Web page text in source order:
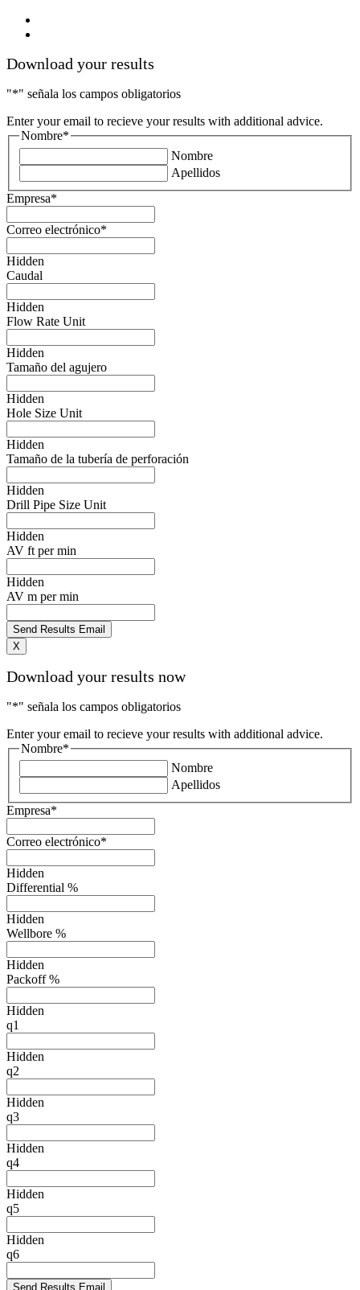
Download your results
"*" señala los campos obligatorios
Enter your email to recieve your results with additional advice.
Nombre*
Nombre
Apellidos
Empresa*
Correo electrónico*
Hidden
Caudal
Hidden
Flow Rate Unit
Hidden
Tamaño del agujero
Hidden
Hole Size Unit
Hidden
Tamaño de la tubería de perforación
Hidden
Drill Pipe Size Unit
Hidden
AV ft per min
Hidden
AV m per min
X
Download your results now
"*" señala los campos obligatorios
Enter your email to recieve your results with additional advice.
Nombre*
Nombre
Apellidos
Empresa*
Correo electrónico*
Hidden
Differential %
Hidden
Wellbore %
Hidden
Packoff %
Hidden
q1
Hidden
q2
Hidden
q3
Hidden
q4
Hidden
q5
Hidden
q6